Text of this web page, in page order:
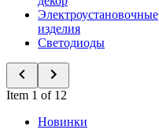
Электроустановочные
изделия
Светодиоды
Item 1 of 12
Новинки